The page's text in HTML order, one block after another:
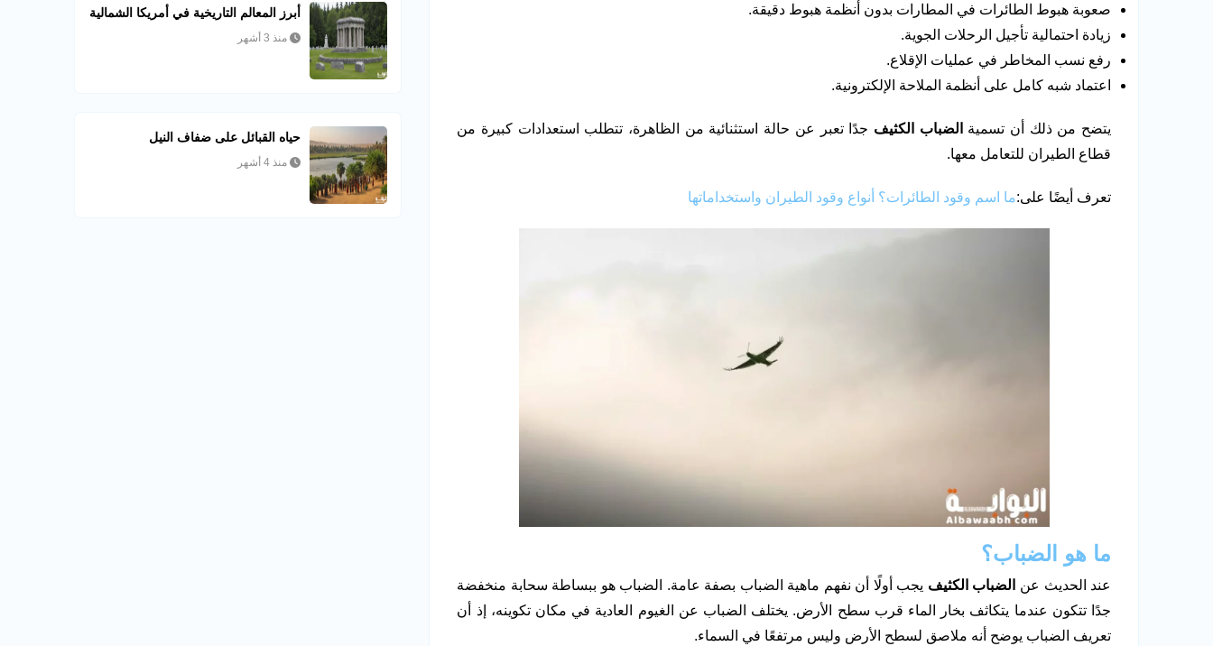
صعوبة هبوط الطائرات في المطارات بدون أنظمة هبوط دقيقة.
زيادة احتمالية تأجيل الرحلات الجوية.
رفع نسب المخاطر في عمليات الإقلاع.
اعتماد شبه كامل على أنظمة الملاحة الإلكترونية.
يتضح من ذلك أن تسمية الضباب الكثيف جدًا تعبر عن حالة استثنائية من الظاهرة، تتطلب استعدادات كبيرة من
قطاع الطيران للتعامل معها.
تعرف أيضًا على:ما اسم وقود الطائرات؟ أنواع وقود الطيران واستخداماتها
ما هو الضباب؟
عند الحديث عن الضباب الكثيف يجب أولًا أن نفهم ماهية الضباب بصفة عامة. الضباب هو ببساطة سحابة منخفضة
جدًا تتكون عندما يتكاثف بخار الماء قرب سطح الأرض. يختلف الضباب عن الغيوم العادية في مكان تكوينه، إذ أن
تعريف الضباب يوضح أنه ملاصق لسطح الأرض وليس مرتفعًا في السماء.
أبرز المعالم التاريخية في أمريكا الشمالية
منذ 3 أشهر
حياه القبائل على ضفاف النيل
منذ 4 أشهر